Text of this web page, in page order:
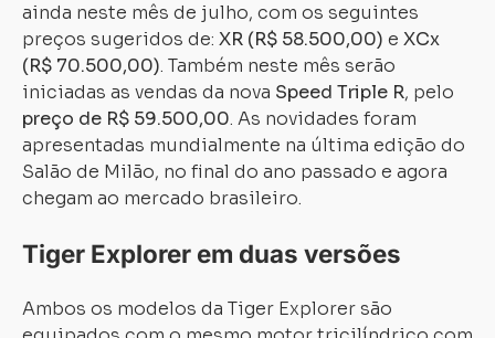
ainda neste mês de julho, com os seguintes
preços sugeridos de: XR (R$ 58.500,00) e XCx
(R$ 70.500,00). Também neste mês serão
iniciadas as vendas da nova Speed Triple R, pelo
preço de R$ 59.500,00. As novidades foram
apresentadas mundialmente na última edição do
Salão de Milão, no final do ano passado e agora
chegam ao mercado brasileiro.
Tiger Explorer em duas versões
Ambos os modelos da Tiger Explorer são